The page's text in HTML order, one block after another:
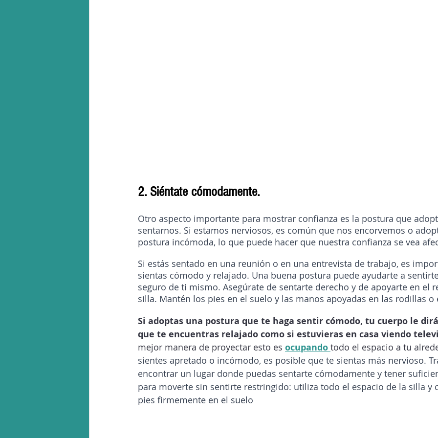
2. Siéntate cómodamente.
Otro aspecto importante para mostrar confianza es la postura que
sentarnos. Si estamos nerviosos, es común que nos encorvemos o
postura incómoda, lo que puede hacer que nuestra confianza se vea
Si estás sentado en una reunión o en una entrevista de trabajo, es
sientas cómodo y relajado. Una buena postura puede ayudarte a
seguro de ti mismo. Asegúrate de sentarte derecho y de apoyarte en el
silla. Mantén los pies en el suelo y las manos apoyadas en las rodillas o
Si adoptas una postura que te haga sentir cómodo, tu cuerpo le
que te encuentras relajado como si estuvieras en casa viendo
mejor manera de proyectar esto es ocupando todo el espacio a tu
sientes apretado o incómodo, es posible que te sientas más nervioso.
encontrar un lugar donde puedas sentarte cómodamente y tener
para moverte sin sentirte restringido: utiliza todo el espacio de la silla y
pies firmemente en el suelo